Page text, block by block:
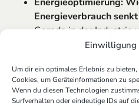
Einwilligung
Um dir ein optimales Erlebnis zu
Cookies, um Geräteinformationen zu
Wenn du diesen Technologien
Surfverhalten oder eindeutige IDs auf
Energieverbrauch senkt
Gerade in der Industrie
zu einem
Produktionsprozesse
Gesundheitswesen